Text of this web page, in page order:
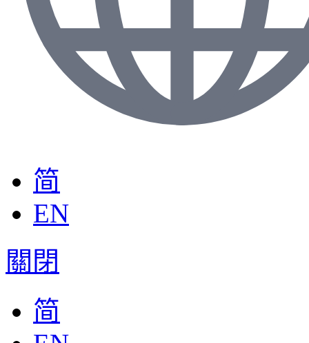
简
EN
關閉
简